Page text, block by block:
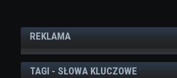
REKLAMA
TAGI - SŁOWA KLUCZOWE